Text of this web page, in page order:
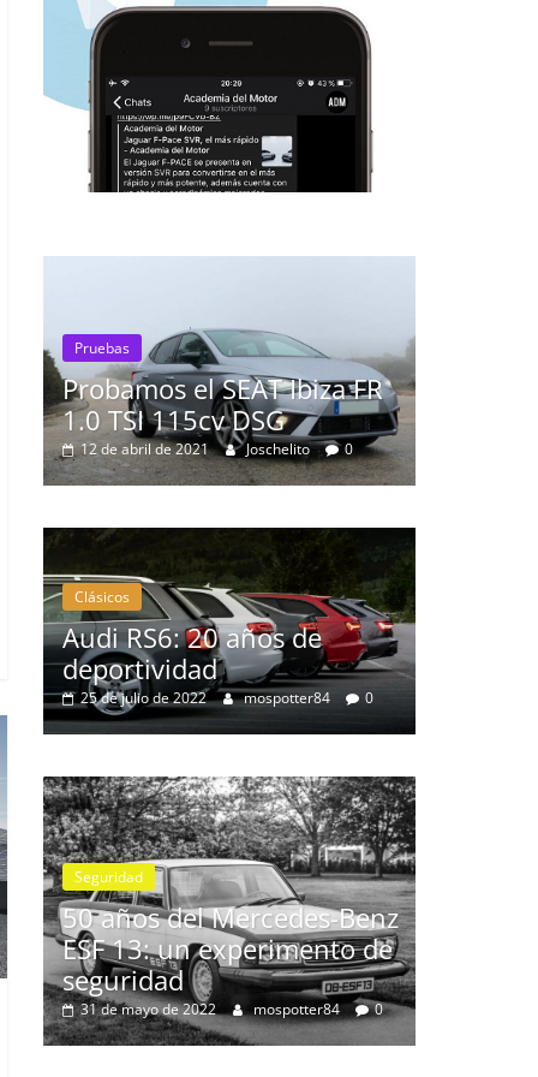
FR
0
Pruebas
Probamos el Mercedes-Benz
A200d
de
Clásicos
BMW Serie 7: lujo desde
1977
Benz
de
Seguridad Vídeo
El Mazda CX-5 2022 logra la
máxima nota en las pruebas
de seguridad del IIHS
11 de noviembre de 2021